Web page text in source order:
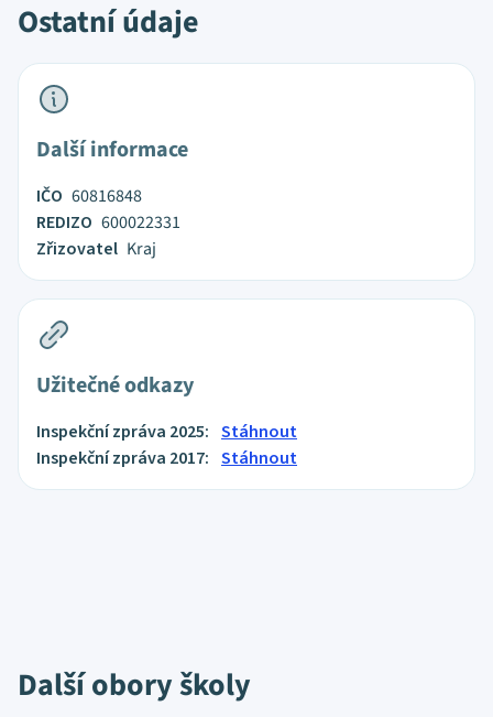
Ostatní údaje
Další informace
IČO 60816848
REDIZO 600022331
Zřizovatel Kraj
Užitečné odkazy
Inspekční zpráva 2025: Stáhnout
Inspekční zpráva 2017: Stáhnout
Další obory školy